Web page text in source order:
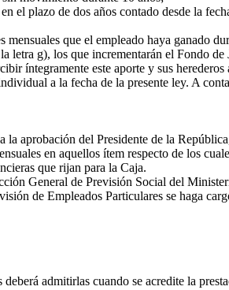
el plazo de dos años contado desde la
que el empleado haya ganado
letra g), los que incrementarán el Fondo
íntegramente este aporte y sus
a la fecha de la presente ley. A
aprobación del Presidente de la
en aquellos ítem respecto de los
que rijan para la Caja.
General de Previsión Social del
de Empleados Particulares se haga
admitirlas cuando se acredite la